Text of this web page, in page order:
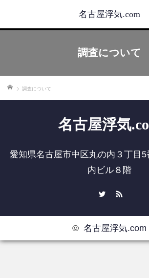
名古屋浮気.com
調査について
ホーム 調査について
名古屋浮気
愛知県名古屋市中区丸の内３丁目
内ビル８階
© 名古屋浮気.com